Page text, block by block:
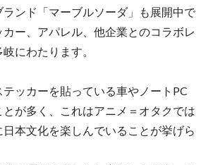
ンド「マーブルソーダ」も展開中で
ー、アパレル、他企業とのコラボレ
にわたります。
ッカーを貼っている車やノートPC
とが多く、これはアニメ＝オタクでは
本文化を楽しんでいることが挙げら